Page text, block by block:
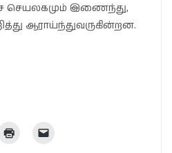
செயலகமும் இணைந்து,
ஆராய்ந்துவருகின்றன.